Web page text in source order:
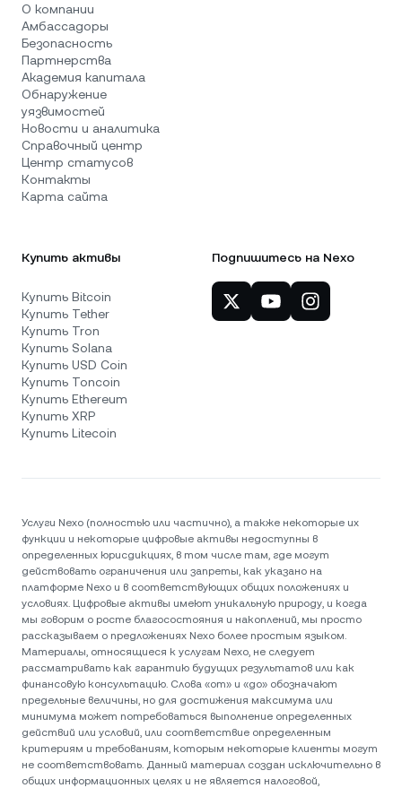
О компании
Амбассадоры
Безопасность
Партнерства
Академия капитала
Обнаружение
уязвимостей
Новости и аналитика
Справочный центр
Центр статусов
Контакты
Карта сайта
Купить активы
Купить Bitcoin
Купить Tether
Купить Tron
Купить Solana
Купить USD Coin
Купить Toncoin
Купить Ethereum
Купить XRP
Купить Litecoin
Подпишитесь на Nexo
Услуги Nexo (полностью или частично), а также некоторые их
функции и некоторые цифровые активы недоступны в
определенных юрисдикциях, в том числе там, где могут
действовать ограничения или запреты, как указано на
платформе Nexo и в соответствующих общих положениях и
условиях. Цифровые активы имеют уникальную природу, и когда
мы говорим о росте благосостояния и накоплений, мы просто
рассказываем о предложениях Nexo более простым языком.
Материалы, относящиеся к услугам Nexo, не следует
рассматривать как гарантию будущих результатов или как
финансовую консультацию. Слова «от» и «до» обозначают
предельные величины, но для достижения максимума или
минимума может потребоваться выполнение определенных
действий или условий, или соответствие определенным
критериям и требованиям, которым некоторые клиенты могут
не соответствовать. Данный материал создан исключительно в
общих информационных целях и не является налоговой,